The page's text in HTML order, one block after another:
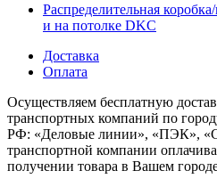
Распределительная
и на потолке DKC
Доставка
Оплата
Осуществляем бесплатную
транспортных компаний по
РФ: «Деловые линии», «ПЭК»,
транспортной компании
получении товара в Вашем